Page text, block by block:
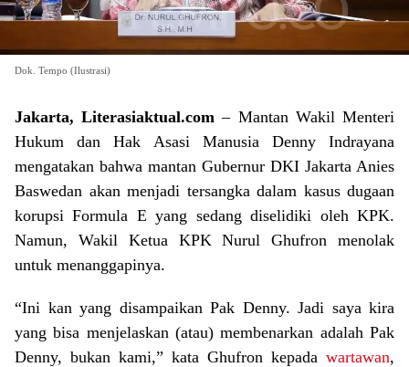
Dok. Tempo (Ilustrasi)
Jakarta, Literasiaktual.com – Mantan Wakil Menteri
Hukum dan Hak Asasi Manusia Denny Indrayana
mengatakan bahwa mantan Gubernur DKI Jakarta Anies
Baswedan akan menjadi tersangka dalam kasus dugaan
korupsi Formula E yang sedang diselidiki oleh KPK.
Namun, Wakil Ketua KPK Nurul Ghufron menolak
untuk menanggapinya.
“Ini kan yang disampaikan Pak Denny. Jadi saya kira
yang bisa menjelaskan (atau) membenarkan adalah Pak
Denny, bukan kami,” kata Ghufron kepada wartawan,